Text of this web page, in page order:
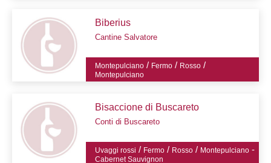
Biberius
Cantine Salvatore
Montepulciano / Fermo / Rosso /
Montepulciano
Bisaccione di Buscareto
Conti di Buscareto
Uvaggi rossi / Fermo / Rosso / Montepulciano -
Cabernet Sauvignon